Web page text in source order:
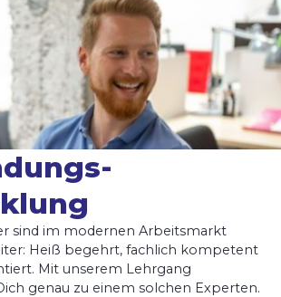
sind im modernen Arbeitsmarkt
Heiß begehrt, fachlich kompetent
Mit unserem Lehrgang
genau zu einem solchen Experten.